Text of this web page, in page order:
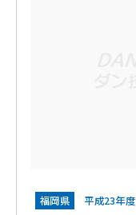
福岡県 平成23年度